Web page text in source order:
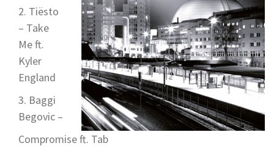
Tiësto
– Take
Me ft.
Kyler
England
Baggi
Begovic –
Compromise ft. Tab